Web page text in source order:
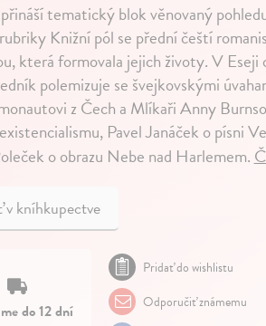
tematický blok věnovaný
Knižní pól se přední čeští
která formovala jejich životy. V
polemizuje se švejkovskými
z Čech a Mlíkaři Anny
Pavel Janáček o písni
o obrazu Nebe nad Harlemem.
v kníhkupectve
do 12 dní
Pridať do wishlistu
Odporučiť známemu